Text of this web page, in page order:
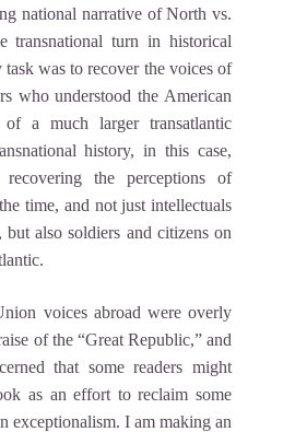
national narrative of North vs.
transnational turn in historical
was to recover the voices of
who understood the American
a much larger transatlantic
history, in this case,
the perceptions of
time, and not just intellectuals
also soldiers and citizens on
voices abroad were overly
of the “Great Republic,” and
that some readers might
as an effort to reclaim some
exceptionalism. I am making an